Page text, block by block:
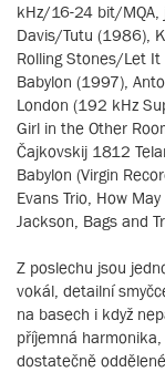
kHz/16-24 bit/MQA,
Davis/Tutu (1986),
Rolling Stones/Let It
Babylon (1997),
London (192 kHz
Girl in the Other
Čajkovskij 1812
Babylon (Virgin
Evans Trio, How
Jackson, Bags and
Z poslechu jsou
vokál, detailní
na basech i když
příjemná
dostatečně